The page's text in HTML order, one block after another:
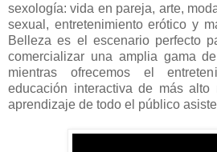
sexología: vida en pareja, arte,
sexual, entretenimiento erótico y
Belleza es el escenario perfecto
comercializar una amplia gama
mientras ofrecemos el
educación interactiva de más
aprendizaje de todo el público